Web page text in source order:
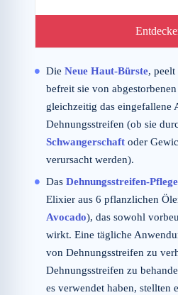
Die Neue Haut-Bürste, peelt
befreit sie von
gleichzeitig das eingefallene
Dehnungsstreifen (ob sie
Schwangerschaft oder
verursacht werden).
Das Dehnungsstreifen-
Elixier aus 6 pflanzlichen
Avocado), das sowohl
wirkt. Eine tägliche
von Dehnungsstreifen zu
Dehnungsstreifen zu
es verwendet haben, stellten